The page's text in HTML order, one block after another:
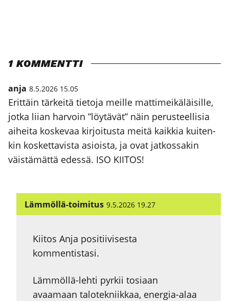
1 KOMMENTTI
anja 8.5.2026 15.05
Erit­täin tär­kei­tä tie­to­ja meil­le mat­ti­mei­kä­läi­sil­le,
jot­ka lii­an har­voin ”löy­tä­vät” näin perus­teel­li­sia
aihei­ta kos­ke­vaa kir­joi­tus­ta mei­tä kaik­kia kui­ten­
kin kos­ket­ta­vis­ta asiois­ta, ja ovat jat­kos­sa­kin
väis­tä­mät­tä edes­sä. ISO KII­TOS!
Lämmöllä-toimitus 9.5.2026 19.27
Kiitos Anja positiivisesta
kommentistasi.
Lämmöllä-lehti pyrkii tosiaan
avaamaan talotekniikkaa, energia-alaa